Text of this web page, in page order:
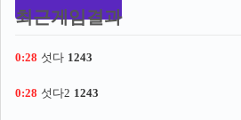
최근게임결과
0:28 섯다 1243
0:28 섯다2 1243